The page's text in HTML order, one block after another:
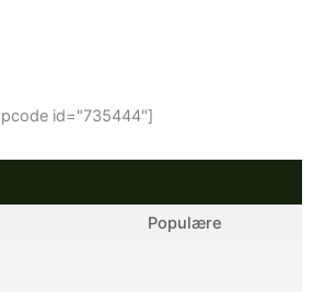
id="735444"]
Populære